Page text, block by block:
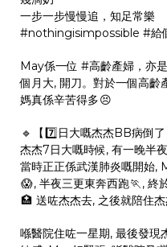
一步一步慢慢追，知足常樂
#nothingisimpossible #給
May係一位 #高齡產婦 ，亦是
個月大, 開刀。對於一個高齡
媽真係辛苦得多😣
🔹️ 【7️⃣日大嘅杰杰BB病倒了
杰杰7日大嘅時候, 有一晚半
當時正正係武漢肺炎嘅開始,
😱, 半夜三更東奔西跑🏃, 終
🏥 送咗杰杰去, 之後就陪住
喺醫院住咗一星期, 最後發現